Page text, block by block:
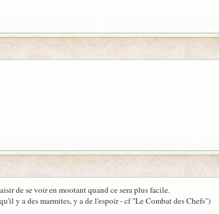
de se voir en mootant quand ce sera plus facile.
y a des marmites, y a de l'espoir - cf "Le Combat des Chefs")